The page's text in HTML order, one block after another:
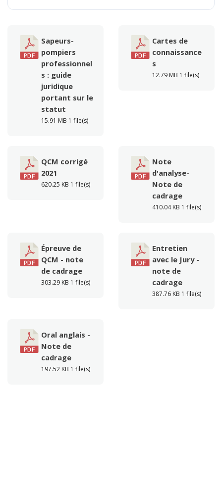
Sapeurs-
pompiers
professionnel
s : guide
juridique
portant sur le
statut
15.91 MB 1 file(s)
Cartes de
connaissance
s
12.79 MB 1 file(s)
QCM corrigé
2021
620.25 KB 1 file(s)
Note
d'analyse-
Note de
cadrage
410.04 KB 1 file(s)
Épreuve de
QCM - note
de cadrage
303.29 KB 1 file(s)
Entretien
avec le Jury -
note de
cadrage
387.76 KB 1 file(s)
Oral anglais -
Note de
cadrage
197.52 KB 1 file(s)